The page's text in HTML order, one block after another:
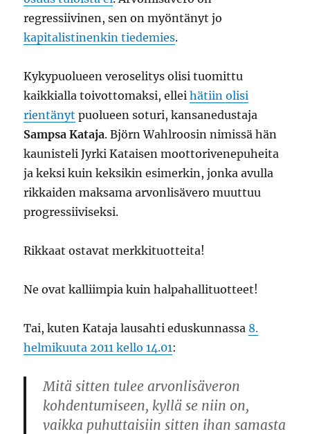
regressiivinen, sen on myöntänyt jo
kapitalistinenkin tiedemies.
Kykypuolueen veroselitys olisi tuomittu
kaikkialla toivottomaksi, elleihätiin olisi
rientänyt puolueen soturi, kansanedustaja
Sampsa Kataja. Björn Wahlroosin nimissä hän
kaunisteli Jyrki Kataisen moottorivenepuheita
ja keksi kuin keksikin esimerkin, jonka avulla
rikkaiden maksama arvonlisävero muuttuu
progressiiviseksi.
Rikkaat ostavat merkkituotteita!
Ne ovat kalliimpia kuin halpahallituotteet!
Tai, kuten Kataja lausahti eduskunnassa 8.
helmikuuta 2011 kello 14.01:
Mitä sitten tulee arvonlisäveron
kohdentumiseen, kyllä se niin on,
vaikka puhuttaisiin sitten ihan samasta